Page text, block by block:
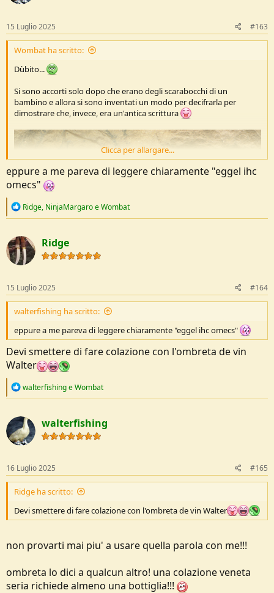
o
s
:
15 Luglio 2025 #163
Wombat ha scritto:
Dùbito...
Si sono accorti solo dopo che erano degli scarabocchi di un
bambino e allora si sono inventati un modo per decifrarla per
dimostrare che, invece, era un'antica scrittura
Clicca per allargare...
eppure a me pareva di leggere chiaramente "eggel ihc
omecs"
R
c
t
i
o
s
:
Ridge, NinjaMargaroeWombat
Ridge
15 Luglio 2025 #164
walterfishing ha scritto:
eppure a me pareva di leggere chiaramente "eggel ihc omecs"
Devi smettere di fare colazione con l'ombreta de vin
Walter
R
c
t
i
o
s
:
walterfishingeWombat
walterfishing
16 Luglio 2025 #165
Ridge ha scritto:
Devi smettere di fare colazione con l'ombreta de vin Walter
non provarti mai piu' a usare quella parola con me!!!
ombreta lo dici a qualcun altro! una colazione veneta
seria richiede almeno una bottiglia!!!